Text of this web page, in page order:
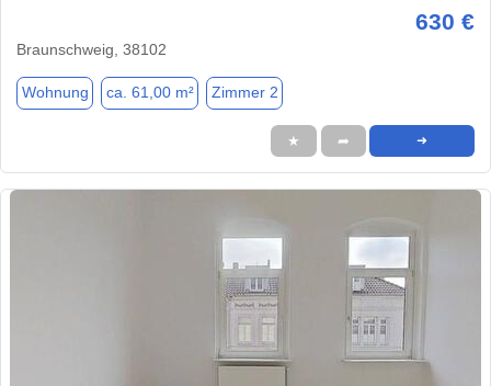
630 €
Braunschweig, 38102
Wohnung ca. 61,00 m² Zimmer 2
★ ➦ ➜